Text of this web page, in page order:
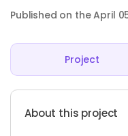
Published on the April
Project
About this project